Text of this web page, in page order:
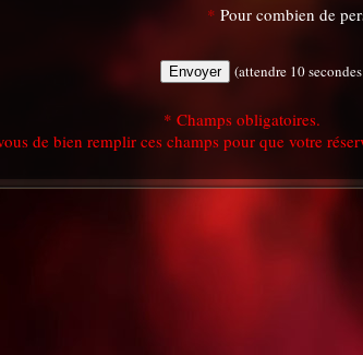
* Pour combien de
(attendre 10
* Champs obligatoires.
de bien remplir ces champs pour que votre